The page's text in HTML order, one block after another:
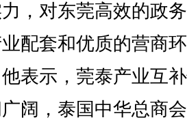
，对东莞高效的政
配套和优质的营商
表示，莞泰产业互
阔，泰国中华总商